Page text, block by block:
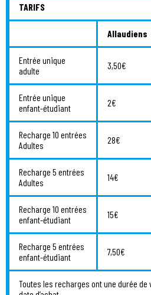
TARIFS
Allaudiens
Entrée unique
adulte
3,50€
Entrée unique
enfant-étudiant
2€
Recharge 10 entrées
Adultes
28€
Recharge 5 entrées
Adultes
14€
Recharge 10 entrées
enfant-étudiant
15€
Recharge 5 entrées
enfant-étudiant
7,50€
Toutes les recharges ont une durée de